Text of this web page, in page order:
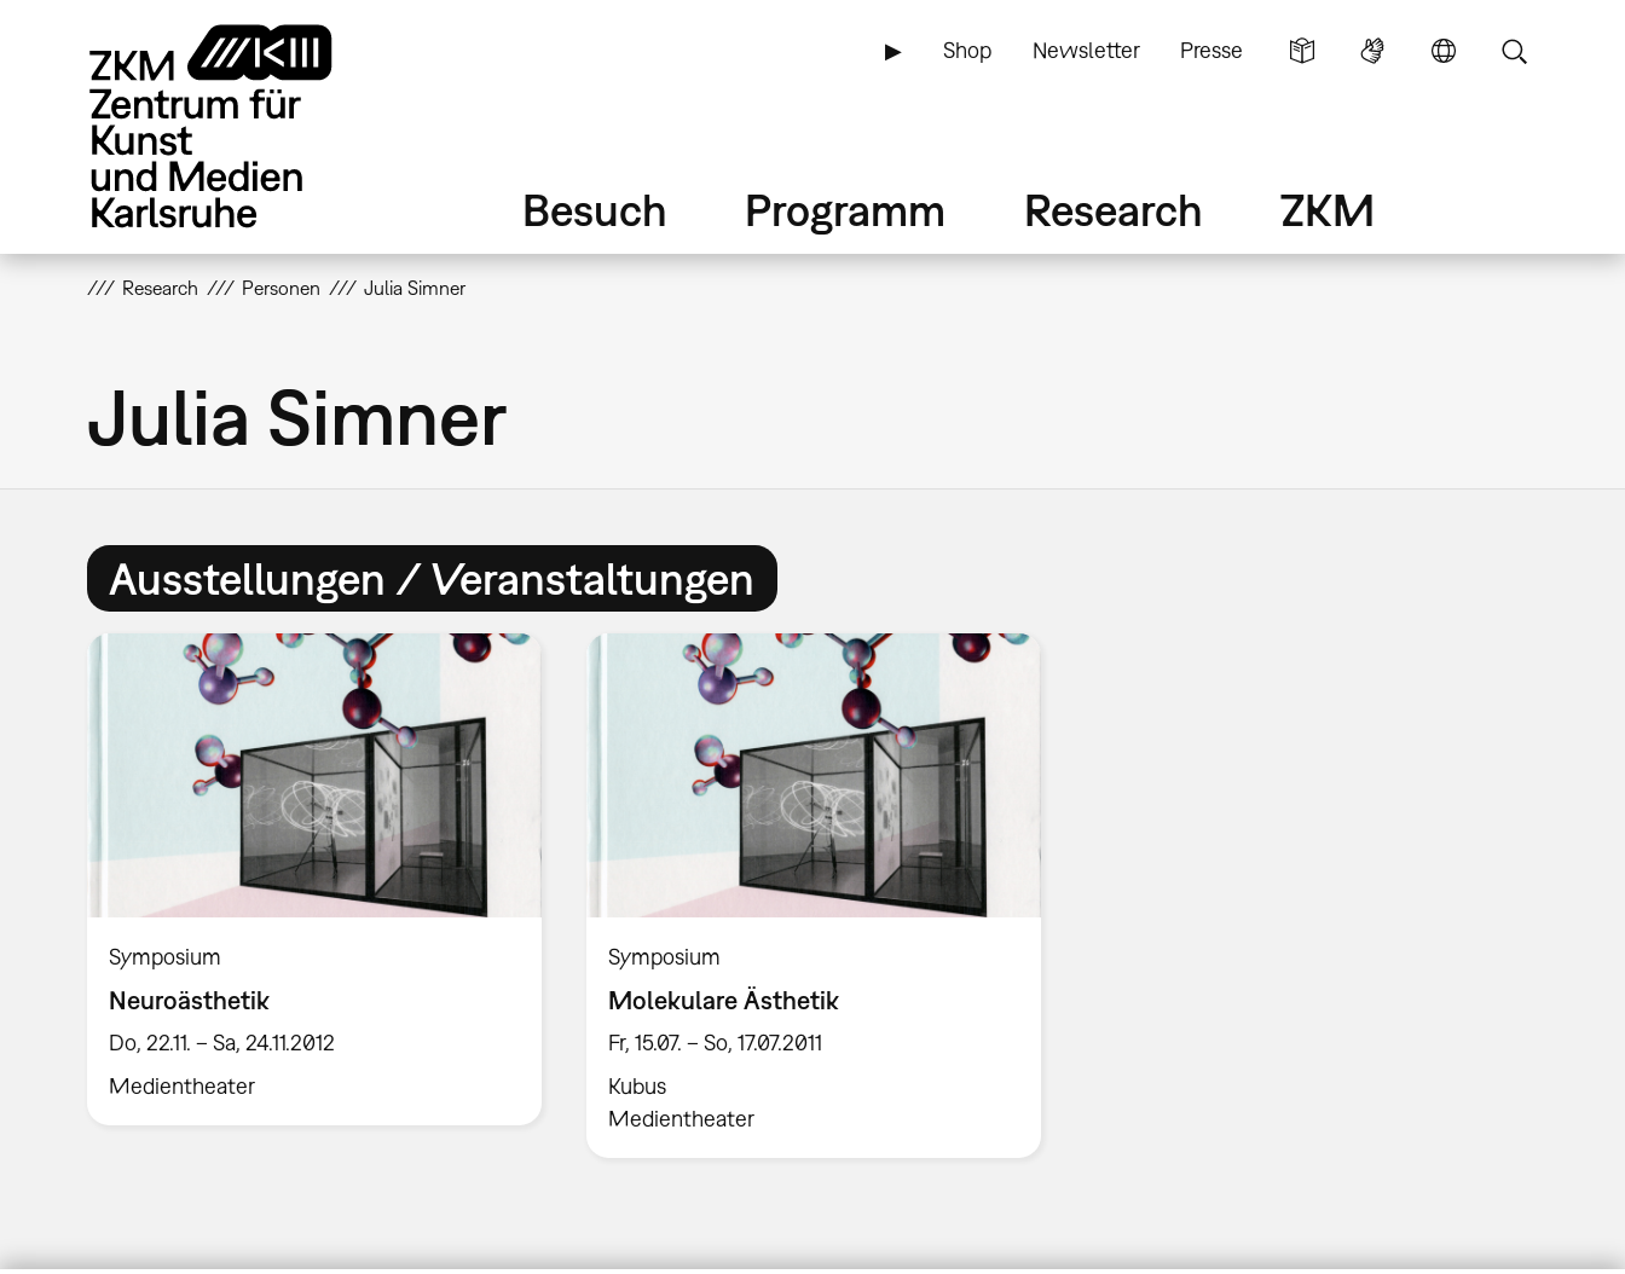
▶ Shop Newsletter Presse
Besuch Programm Research ZKM
Research Personen Julia Simner
Julia Simner
Ausstellungen / Veranstaltungen
Symposium
Neuroästhetik
Do, 22.11. – Sa, 24.11.2012
Medientheater
Symposium
Molekulare Ästhetik
Fr, 15.07. – So, 17.07.2011
Kubus
Medientheater